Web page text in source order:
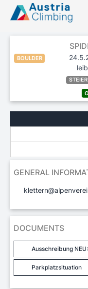
BOULDER
GENERAL
DOCUMENTS
Ausschreibung
Parkplatzsituation